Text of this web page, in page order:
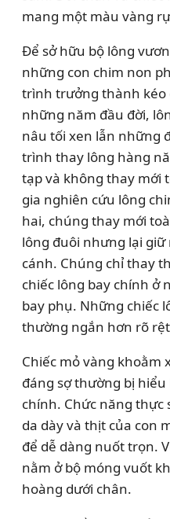
mang một màu vàng
Để sở hữu bộ lông
những con chim non
trình trưởng thành kéo
những năm đầu đời,
nâu tối xen lẫn những
trình thay lông hàng
tạp và không thay mới
gia nghiên cứu lông
hai, chúng thay mới
lông đuôi nhưng lại
cánh. Chúng chỉ thay
chiếc lông bay chính ở
bay phụ. Những chiếc
thường ngắn hơn rõ
Chiếc mỏ vàng khoằm
đáng sợ thường bị
chính. Chức năng thực
da dày và thịt của con
để dễ dàng nuốt trọn.
nằm ở bộ móng vuốt
hoàng dưới chân.